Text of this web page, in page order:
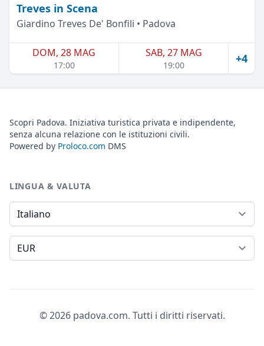
Treves in Scena
Giardino Treves De' Bonfili • Padova
DOM, 28 MAG
17:00
SAB, 27 MAG
19:00 +4
Scopri Padova. Iniziativa turistica privata e indipendente,
senza alcuna relazione con le istituzioni civili.
Powered by Proloco.com DMS
LINGUA & VALUTA
Lingua
Valuta
© 2026 padova.com. Tutti i diritti riservati.